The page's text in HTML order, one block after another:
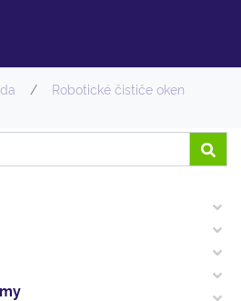
Robotické čističe oken